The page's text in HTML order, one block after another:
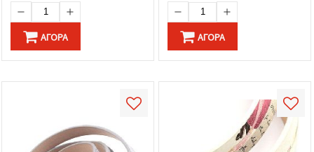
ΑΓΟΡΆ ΑΓΟΡΆ